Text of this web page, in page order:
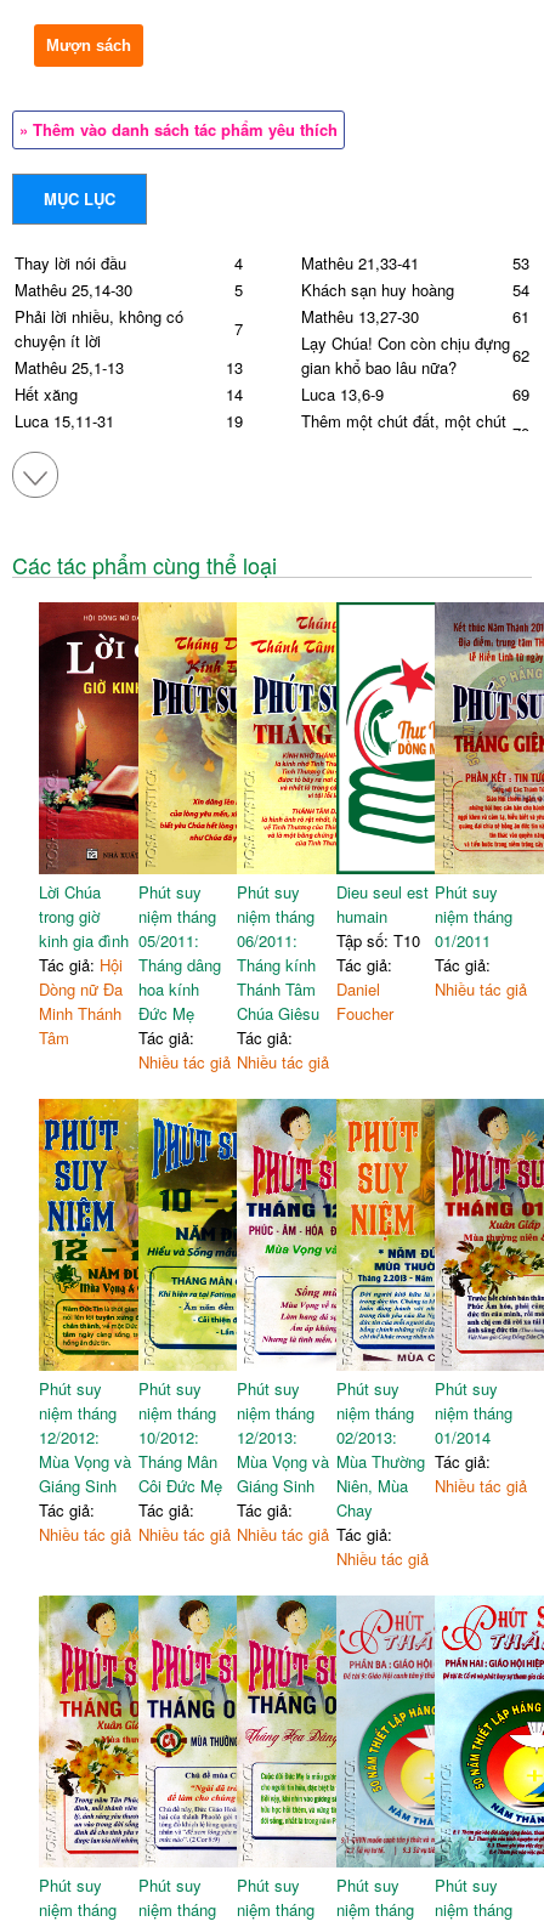
Mượn sách
» Thêm vào danh sách tác phẩm yêu thích
MỤC LỤC
Thay lời nói đầu
4
Mathêu 25,14-30
5
Phải lời nhiều, không có
chuyện ít lời
7
Mathêu 25,1-13
13
Hết xăng
14
Luca 15,11-31
19
Tôi không dám
Mathêu 18,23-35
Cho đến đồng xu cuối
41
Thật sự ngay thẳng? Ai
vậy?
Luca 16,1-13
46
Chỉ có ổ rắn thôi sao?
47
Mathêu 21,33-41
53
Khách sạn huy hoàng
54
Mathêu 13,27-30
61
Lạy Chúa! Con còn chịu đựng
gian khổ bao lâu nữa?
62
Luca 13,6-9
69
Thêm một chút đất, một chút
70
Luca 16,27-30
86
Quá trễ
87
Các tác phẩm cùng thể loại
Lời Chúa
trong giờ
kinh gia đình
Tác giả: Hội
Dòng nữ Đa
Minh Thánh
Tâm
Phút suy
niệm tháng
05/2011:
Tháng dâng
hoa kính
Đức Mẹ
Tác giả:
Nhiều tác giả
Phút suy
niệm tháng
06/2011:
Tháng kính
Thánh Tâm
Chúa Giêsu
Tác giả:
Nhiều tác giả
Dieu seul est
humain
Tập số: T10
Tác giả:
Daniel
Foucher
Phút suy
niệm tháng
01/2011
Tác giả:
Nhiều tác giả
Phút suy
niệm tháng
12/2012:
Mùa Vọng và
Giáng Sinh
Tác giả:
Nhiều tác giả
Phút suy
niệm tháng
10/2012:
Tháng Mân
Côi Đức Mẹ
Tác giả:
Nhiều tác giả
Phút suy
niệm tháng
12/2013:
Mùa Vọng và
Giáng Sinh
Tác giả:
Nhiều tác giả
Phút suy
niệm tháng
02/2013:
Mùa Thường
Niên, Mùa
Chay
Tác giả:
Nhiều tác giả
Phút suy
niệm tháng
01/2014
Tác giả:
Nhiều tác giả
Phút suy
niệm tháng
Phút suy
niệm tháng
Phút suy
niệm tháng
Phút suy
niệm tháng
Phút suy
niệm tháng